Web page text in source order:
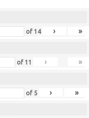
of 14 › »
of11 › »
of 5 › »